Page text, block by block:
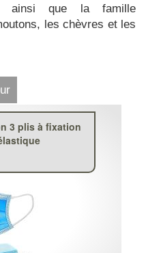
ainsi que la famille
les chèvres et les
3 plis à fixation